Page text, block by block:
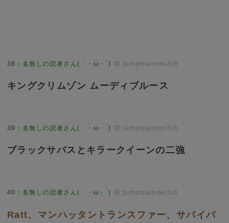
38 ：名無しの読者さん(｀・ω・´) ID:jumpmatome2ch
キングクリムゾン ムーディブルース
39 ：名無しの読者さん(｀・ω・´) ID:jumpmatome2ch
ブラックサバスとキラークイーンの二強
40 ：名無しの読者さん(｀・ω・´) ID:jumpmatome2ch
Ratt、マンハッタントランスファー、サバイバ